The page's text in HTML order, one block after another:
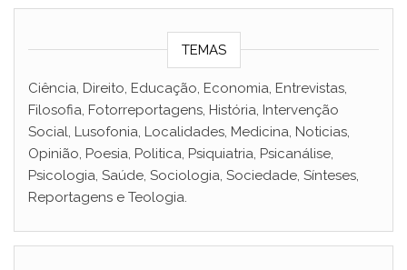
TEMAS
Ciência, Direito, Educação, Economia, Entrevistas,
Filosofia, Fotorreportagens, História, Intervenção
Social, Lusofonia, Localidades, Medicina, Noticias,
Opinião, Poesia, Politica, Psiquiatria, Psicanálise,
Psicologia, Saúde, Sociologia, Sociedade, Sínteses,
Reportagens e Teologia.